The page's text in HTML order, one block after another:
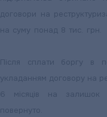
договори на
на суму понад 8 тис. грн.
Після сплати боргу в
укладанням договору на
6 місяців на залишок
повернуто.